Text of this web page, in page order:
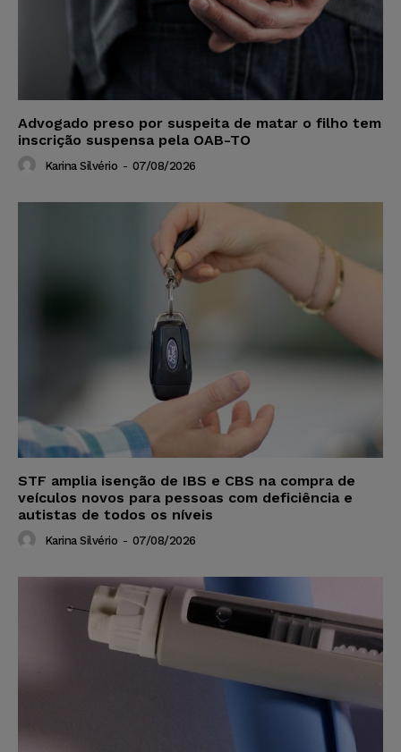
Advogado preso por suspeita de matar o filho tem
inscrição suspensa pela OAB-TO
Karina Silvério - 07/08/2026
STF amplia isenção de IBS e CBS na compra de
veículos novos para pessoas com deficiência e
autistas de todos os níveis
Karina Silvério - 07/08/2026